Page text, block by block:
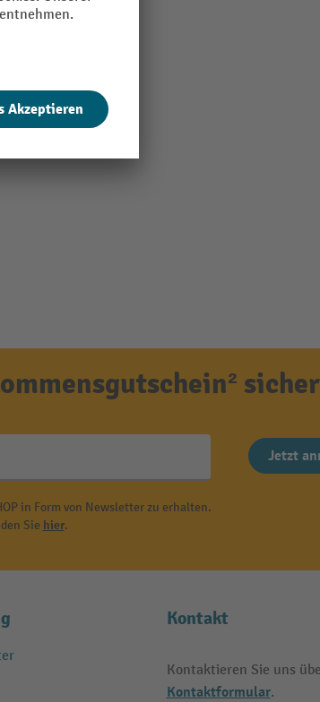
Jetzt
in Form von Newsletter zu erhalten.
Sie hier.
Kontakt
Kontaktieren Sie uns
Kontaktformular.